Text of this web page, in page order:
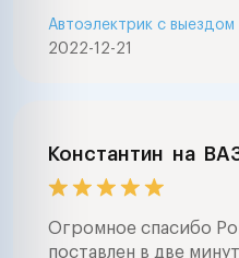
2022-12-21
Автоэлектрик с выездом
Константин на
Огромное спасибо
поставлен в две